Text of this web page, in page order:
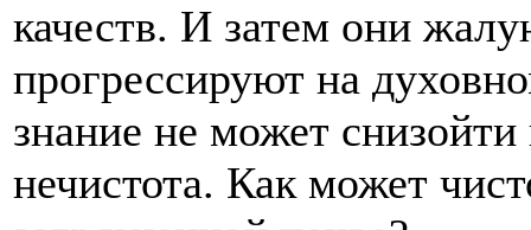
качеств. И затем они
прогрессируют на
знание не может
нечистота. Как может